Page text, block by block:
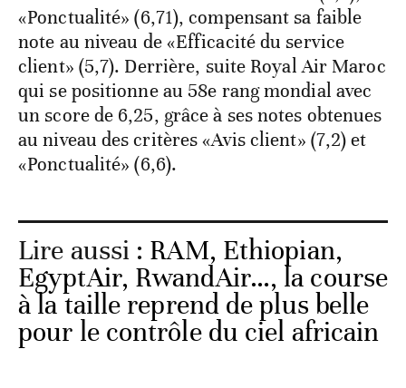
«Ponctualité» (6,71), compensant sa faible
note au niveau de «Efficacité du service
client» (5,7). Derrière, suite Royal Air Maroc
qui se positionne au 58e rang mondial avec
un score de 6,25, grâce à ses notes obtenues
au niveau des critères «Avis client» (7,2) et
«Ponctualité» (6,6).
Lire aussi : RAM, Ethiopian,
EgyptAir, RwandAir…, la course
à la taille reprend de plus belle
pour le contrôle du ciel africain